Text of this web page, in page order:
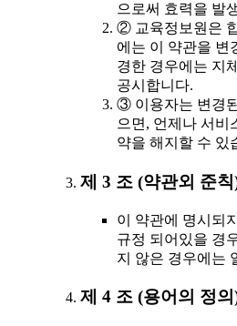
으로써 효력을 발
② 교육정보원은
에는 이 약관을 변
경한 경우에는 지
공시합니다.
③ 이용자는 변경
으면, 언제나 서비
약을 해지할 수 있
제 3 조 (약관외 준
이 약관에 명시되
규정 되어있을 경
지 않은 경우에는
제 4 조 (용어의 정